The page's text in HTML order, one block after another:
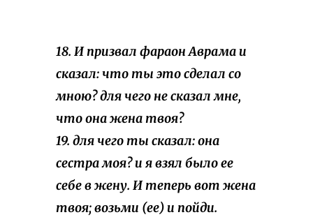
18. И призвал фараон Аврама и
сказал: что ты это сделал со
мною? для чего не сказал мне,
что она жена твоя?
19. для чего ты сказал: она
сестра моя? и я взял было ее
себе в жену. И теперь вот жена
твоя; возьми (ее) и пойди.